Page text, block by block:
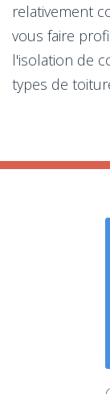
relativement
vous faire
l'isolation de
types de